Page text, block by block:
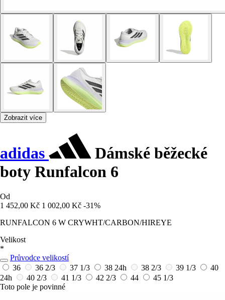
Zobrazit více
adidas
Dámské běžecké
boty Runfalcon 6
Od
1 452,00 Kč 1 002,00 Kč -31%
RUNFALCON 6 W CRYWHT/CARBON/HIREYE
Velikost
*
Průvodce velikostí
36
36 2/3 37 1/3 38 24h 38 2/3 39 1/3
40
24h
40 2/3 41 1/3 42 2/3 44
45 1/3
Toto pole je povinné